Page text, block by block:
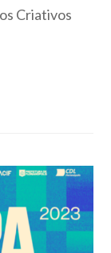
Criativos